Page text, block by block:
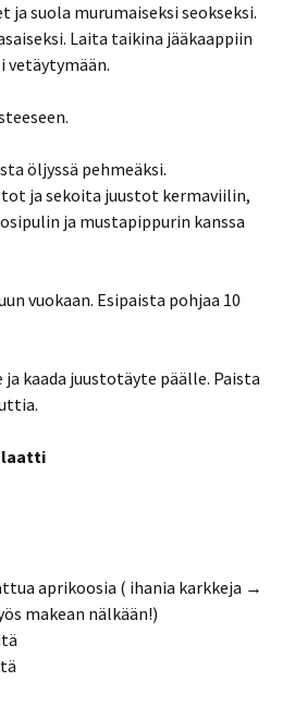
ja suola murumaiseksi seokseksi.
Laita taikina jääkaappiin
vetäytymään.
öljyssä pehmeäksi.
ja sekoita juustot kermaviilin,
ja mustapippurin kanssa
vuokaan. Esipaista pohjaa 10
kaada juustotäyte päälle. Paista
aprikoosia ( ihania karkkeja →
makean nälkään!)